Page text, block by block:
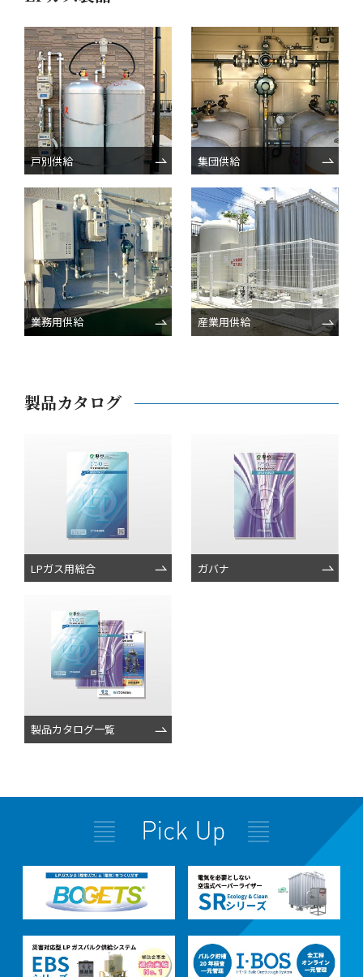
戸別供給 集団供給
業務用供給 産業用供給
製品カタログ
LPガス用総合 ガバナ
製品カタログ一覧